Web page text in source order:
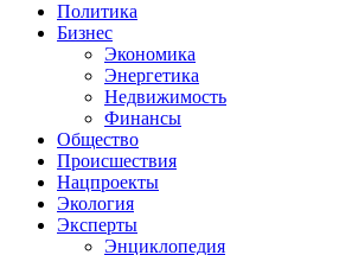
Политика
Бизнес
Экономика
Энергетика
Недвижимость
Финансы
Общество
Происшествия
Нацпроекты
Экология
Эксперты
Энциклопедия